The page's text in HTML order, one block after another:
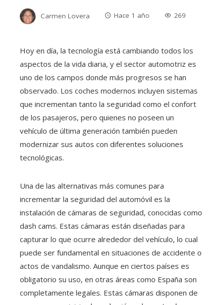
Carmen Lovera Hace 1 año 269
Hoy en día, la tecnología está cambiando todos los
aspectos de la vida diaria, y el sector automotriz es
uno de los campos donde más progresos se han
observado. Los coches modernos incluyen sistemas
que incrementan tanto la seguridad como el confort
de los pasajeros, pero quienes no poseen un
vehículo de última generación también pueden
modernizar sus autos con diferentes soluciones
tecnológicas.
Una de las alternativas más comunes para
incrementar la seguridad del automóvil es la
instalación de cámaras de seguridad, conocidas como
dash cams. Estas cámaras están diseñadas para
capturar lo que ocurre alrededor del vehículo, lo cual
puede ser fundamental en situaciones de accidente o
actos de vandalismo. Aunque en ciertos países es
obligatorio su uso, en otras áreas como España son
completamente legales. Estas cámaras disponen de